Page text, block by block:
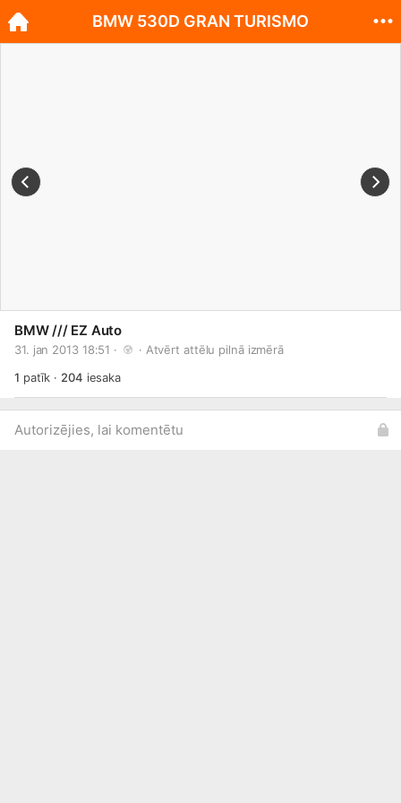
BMW /// EZ Auto
31. jan 2013 18:51 · · Atvērt attēlu pilnā izmērā
1 patīk · 204 iesaka
Autorizējies, lai komentētu
BMW 530D GRAN TURISMO